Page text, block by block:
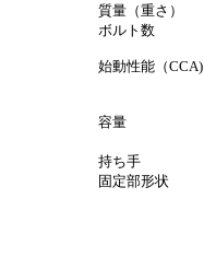
質量（重さ）
ボルト数
始動性能（CCA)
容量
持ち手
固定部形状